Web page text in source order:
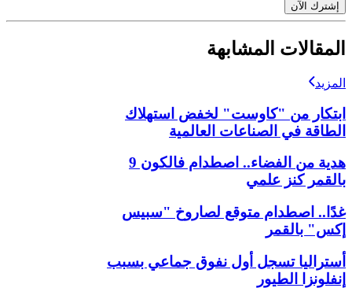
إشترك الآن
المقالات المشابهة
المزيد
ابتكار من "كاوست" لخفض استهلاك
الطاقة في الصناعات العالمية
هدية من الفضاء.. اصطدام فالكون 9
بالقمر كنز علمي
غدًا.. اصطدام متوقع لصاروخ "سبيس
إكس" بالقمر
أستراليا تسجل أول نفوق جماعي بسبب
إنفلونزا الطيور